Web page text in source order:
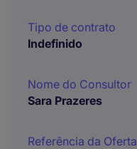
Tipo de contrato
Indefinido
Nome do Consultor
Sara Prazeres
Referência da Oferta